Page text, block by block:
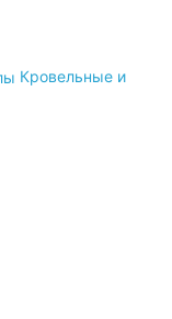
Кровельные и